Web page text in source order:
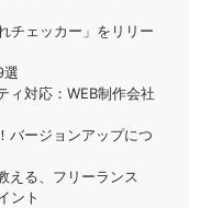
チェッカー」をリリー
選
ィ対応：WEB制作会社
バージョンアップにつ
える、フリーランス
ント